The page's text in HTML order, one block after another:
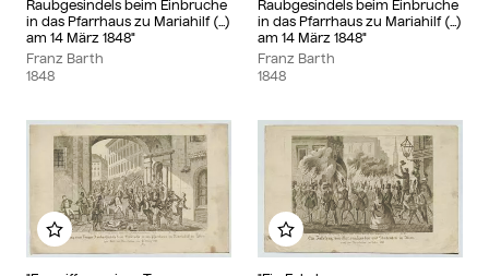
Raubgesindels beim Einbruche
in das Pfarrhaus zu Mariahilf (...)
am 14 März 1848"
Franz Barth
1848
Raubgesindels beim Einbruche
in das Pfarrhaus zu Mariahilf (...)
am 14 März 1848"
Franz Barth
1848
Add to my album Add to my album